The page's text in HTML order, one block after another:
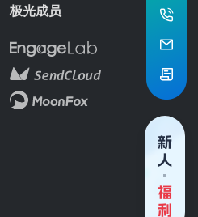
极光成员